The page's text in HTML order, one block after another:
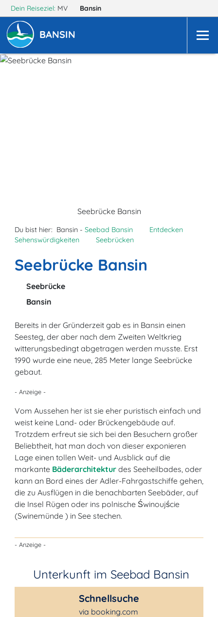
Dein Reiseziel: MV Bansin
BANSIN
Seebrücke Bansin
Du bist hier: Bansin - Seebad Bansin
Entdecken
Sehenswürdigkeiten
Seebrücken
Seebrücke Bansin
Seebrücke
Bansin
Bereits in der Gründerzeit gab es in Bansin einen
Seesteg, der aber nach dem Zweiten Weltkrieg
witterungsbedingt abgetragen werden musste. Erst
1990 wurde eine neue, 285 Meter lange Seebrücke
gebaut.
- Anzeige -
Vom Aussehen her ist sie eher puristisch einfach und
weist keine Land- oder Brückengebäude auf.
Trotzdem erfreut sie sich bei den Besuchern großer
Beliebtheit, hat man doch von dieser exponieren
Lage einen tollen Weit- und Ausblick auf die
markante Bäderarchitektur des Seeheilbades, oder
kann an Bord eines der Adler-Fahrgastschiffe gehen,
die zu Ausflügen in die benachbarten Seebäder, auf
die Insel Rügen oder ins polnische Świnoujście
(Swinemünde ) in See stechen.
- Anzeige -
Unterkunft im Seebad Bansin
Schnellsuche
via booking.com